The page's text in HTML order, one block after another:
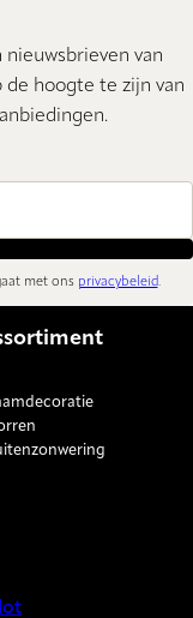
van
de hoogte te zijn van
met ons privacybeleid.